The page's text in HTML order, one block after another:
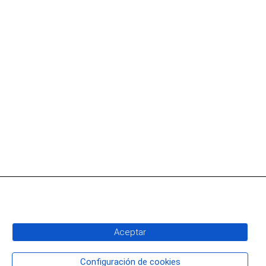
Aceptar
Configuración de cookies